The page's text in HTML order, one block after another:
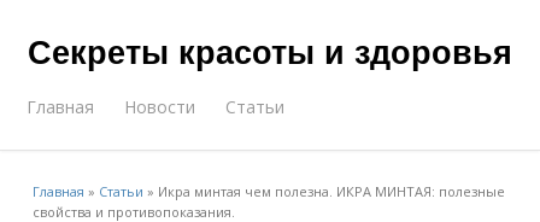
Секреты красоты и здоровья
Главная Новости Статьи
Главная » Статьи » Икра минтая чем полезна. ИКРА МИНТАЯ: полезные
свойства и противопоказания.